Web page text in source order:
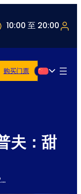
5321514
10:00 至 20:00
简体中文
购买门票
夫：甜